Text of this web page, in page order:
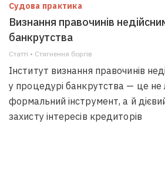
Судова практика
Визнання правочинів
банкрутства
Статті • Стягнення боргiв
Інститут визнання правочинів
у процедурі банкрутства — це не
формальний інструмент, а й
захисту інтересів кредиторів